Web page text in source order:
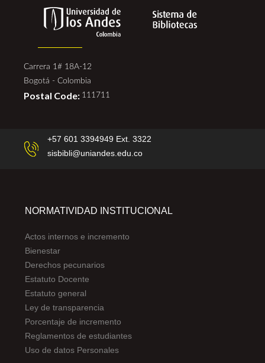
Carrera 1# 18A-12
Bogotá - Colombia
Postal Code: 111711
+57 601 3394949 Ext. 3322
sisbibli@uniandes.edu.co
NORMATIVIDAD INSTITUCIONAL
Actos internos e incremento
Bienestar
Derechos pecunarios
Estatuto Docente
Estatuto general
Ley de transparencia
Porcentaje de incremento
Reglamentos de estudiantes
Uso de datos Personales